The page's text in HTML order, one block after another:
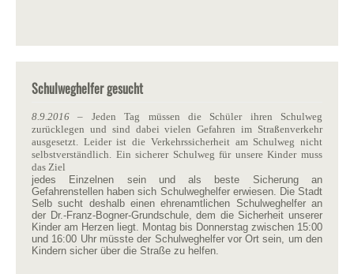
Schulweghelfer gesucht
8.9.2016 – Jeden Tag müssen die Schüler ihren Schulweg
zurücklegen und sind dabei vielen Gefahren im Straßenverkehr
ausgesetzt. Leider ist die Verkehrssicherheit am Schulweg nicht
selbstverständlich. Ein sicherer Schulweg für unsere Kinder muss
das Ziel
jedes Einzelnen sein und als beste Sicherung an
Gefahrenstellen haben sich Schulweghelfer erwiesen. Die Stadt
Selb sucht deshalb einen ehrenamtlichen Schulweghelfer an
der Dr.-Franz-Bogner-Grundschule, dem die Sicherheit unserer
Kinder am Herzen liegt. Montag bis Donnerstag zwischen 15:00
und 16:00 Uhr müsste der Schulweghelfer vor Ort sein, um den
Kindern sicher über die Straße zu helfen.